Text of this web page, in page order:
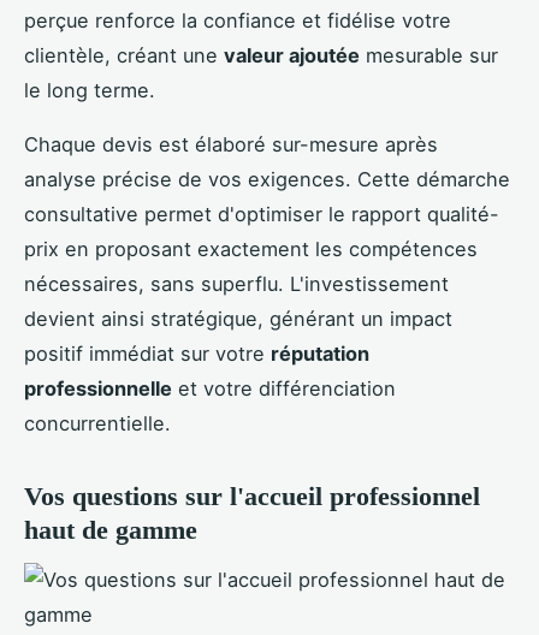
perçue renforce la confiance et fidélise votre
clientèle, créant une valeur ajoutée mesurable sur
le long terme.
Chaque devis est élaboré sur-mesure après
analyse précise de vos exigences. Cette démarche
consultative permet d'optimiser le rapport qualité-
prix en proposant exactement les compétences
nécessaires, sans superflu. L'investissement
devient ainsi stratégique, générant un impact
positif immédiat sur votre réputation
professionnelle et votre différenciation
concurrentielle.
Vos questions sur l'accueil professionnel
haut de gamme